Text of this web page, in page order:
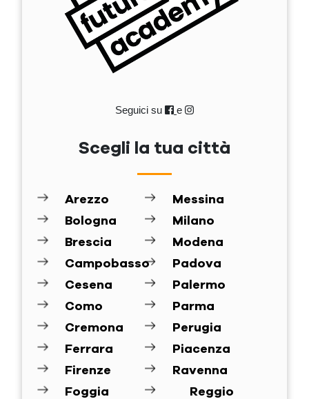
Seguici su e
Scegli la tua città
Arezzo
Bologna
Brescia
Campobasso
Cesena
Como
Cremona
Ferrara
Firenze
Foggia
Messina
Milano
Modena
Padova
Palermo
Parma
Perugia
Piacenza
Ravenna
Reggio